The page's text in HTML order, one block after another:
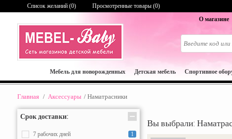
О магазине
Список желаний (0) Просмотренные товары (0)
Мебель для новорожденных Детская мебель Спортивное
Главная / Аксессуары / Наматрасники
Срок доставки:
7 рабочих дней 1
Вы выбрали: